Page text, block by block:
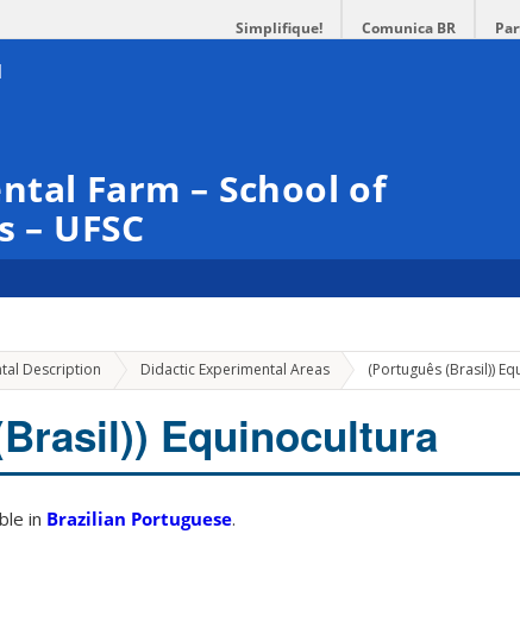
Simplifique! Comunica BR
Farm – School of
UFSC
Description Didactic Experimental Areas (Português (Brasil))
Equinocultura
in Brazilian Portuguese.